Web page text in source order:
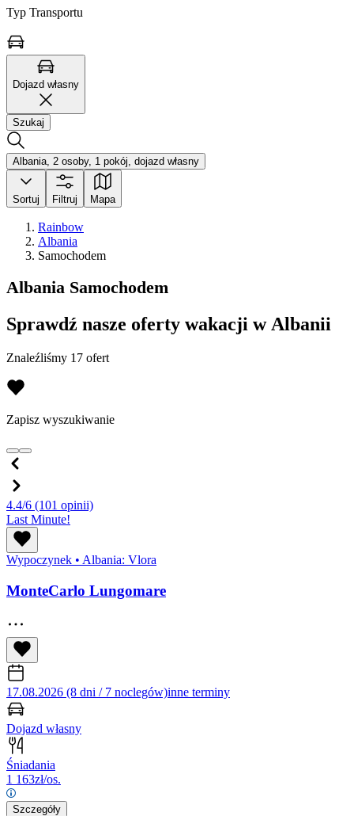
Typ Transportu
Dojazd własny
Szukaj
Albania, 2 osoby, 1 pokój, dojazd własny
Sortuj Filtruj Mapa
Rainbow
Albania
Samochodem
Albania Samochodem
Sprawdź nasze oferty wakacji w Albanii
Znaleźliśmy 17 ofert
Zapisz wyszukiwanie
4.4/6 (101 opinii)
Last Minute!
Wypoczynek • Albania: Vlora
MonteCarlo Lungomare
17.08.2026 (8 dni / 7 noclegów)inne terminy
Dojazd własny
Śniadania
1 163zł/os.
Szczegóły